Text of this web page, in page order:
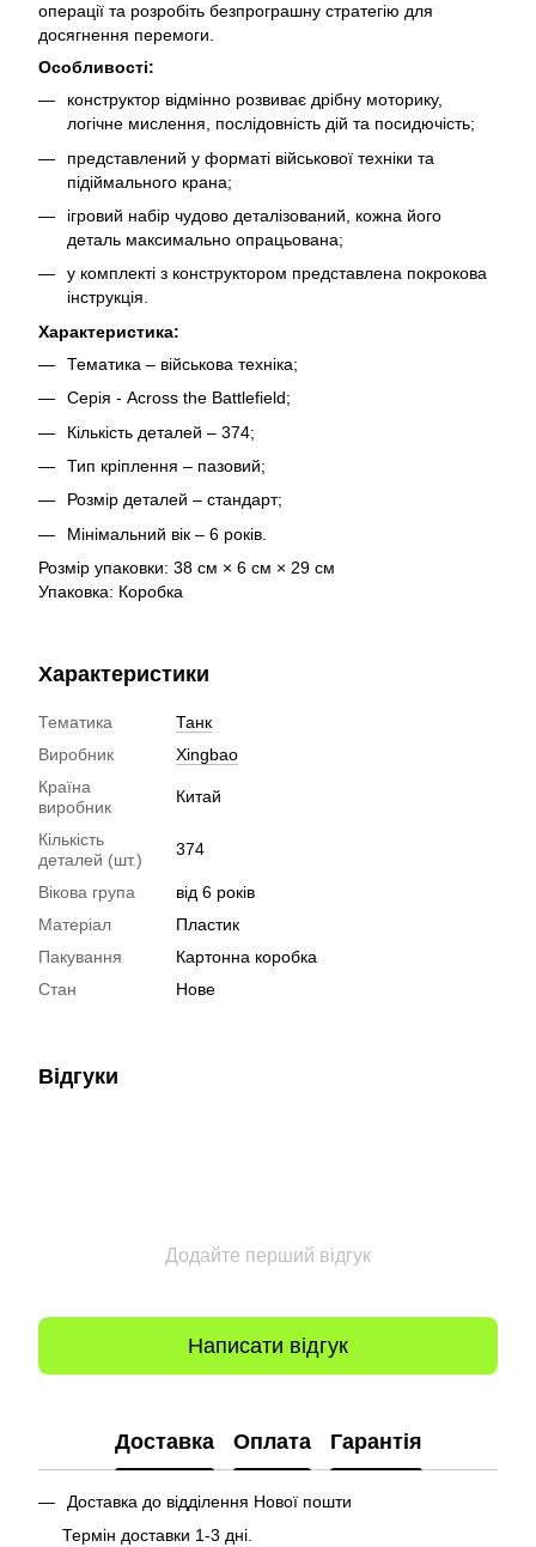
операції та розробіть безпрограшну стратегію для
досягнення перемоги.
Особливості:
конструктор відмінно розвиває дрібну моторику,
логічне мислення, послідовність дій та посидючість;
представлений у форматі військової техніки та
підіймального крана;
ігровий набір чудово деталізований, кожна його
деталь максимально опрацьована;
у комплекті з конструктором представлена покрокова
інструкція.
Характеристика:
Тематика – військова техніка;
Серія - Across the Battlefield;
Кількість деталей – 374;
Тип кріплення – пазовий;
Розмір деталей – стандарт;
Мінімальний вік – 6 років.
Розмір упаковки: 38 см × 6 см × 29 см
Упаковка: Коробка
Характеристики
Тематика
Танк
Виробник
Xingbao
Країна
виробник
Китай
Кількість
деталей (шт.)
374
Вікова група
від 6 років
Матеріал
Пластик
Пакування
Картонна коробка
Стан
Нове
Відгуки
Додайте перший відгук
Написати відгук
Доставка Оплата Гарантія
Доставка до відділення Нової пошти
Термін доставки 1-3 дні.